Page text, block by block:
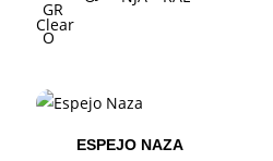
Clear
ESPEJO NAZA